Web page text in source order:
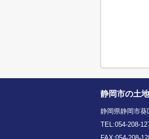
静岡市の土
静岡県静岡市
TEL:054-208-